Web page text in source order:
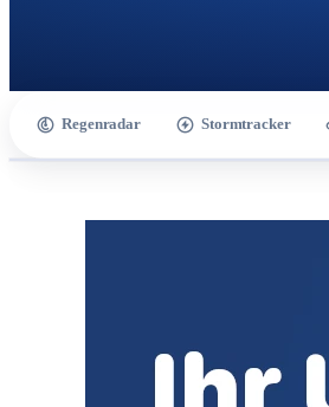
Regenradar Stormtracker